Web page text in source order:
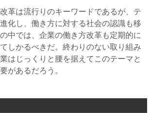
革は流行りのキーワードであるが、テ
化し、働き方に対する社会の認識も移
中では、企業の働き方改革も定期的に
しかるべきだ。終わりのない取り組み
はじっくりと腰を据えてこのテーマと
があるだろう。